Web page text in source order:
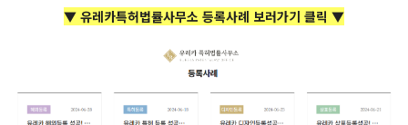
▼ 유레카특허법률사무소 등록사례 보러가기 클릭 ▼